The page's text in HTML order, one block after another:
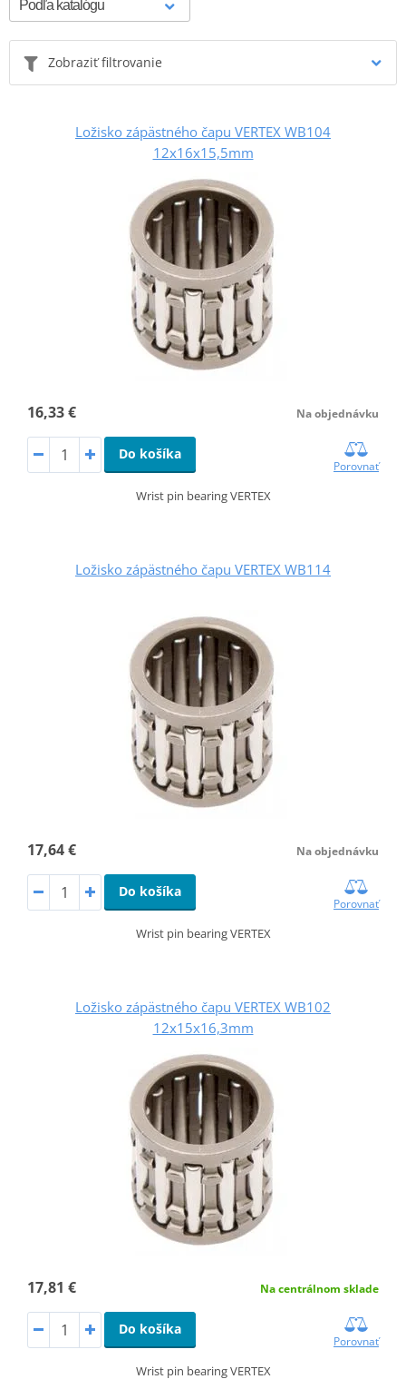
Zobraziť filtrovanie
Ložisko zápästného čapu VERTEX WB104
12x16x15,5mm
16,33 € Na objednávku
Do košíka
Porovnať
Wrist pin bearing VERTEX
Ložisko zápästného čapu VERTEX WB114
17,64 € Na objednávku
Do košíka
Porovnať
Wrist pin bearing VERTEX
Ložisko zápästného čapu VERTEX WB102
12x15x16,3mm
17,81 € Na centrálnom sklade
Do košíka
Porovnať
Wrist pin bearing VERTEX